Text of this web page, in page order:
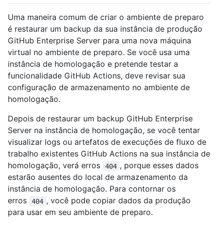
Uma maneira comum de criar o ambiente de preparo
é restaurar um backup da sua instância de produção
GitHub Enterprise Server para uma nova máquina
virtual no ambiente de preparo. Se você usa uma
instância de homologação e pretende testar a
funcionalidade GitHub Actions, deve revisar sua
configuração de armazenamento no ambiente de
homologação.
Depois de restaurar um backup GitHub Enterprise
Server na instância de homologação, se você tentar
visualizar logs ou artefatos de execuções de fluxo de
trabalho existentes GitHub Actions na sua instância de
homologação, verá erros
404 , porque esses dados
estarão ausentes do local de armazenamento da
instância de homologação. Para contornar os
erros
404 , você pode copiar dados da produção
para usar em seu ambiente de preparo.